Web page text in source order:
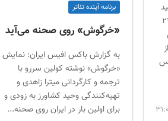
۱۳۱۰ – ۲۲
برنامه آینده تئاتر
«خرگوش» روی صحنه می‌آید
به گزارش باکس افیس ایران: نمایش
«خرگوش»‌ نوشته‌ کولین سررو با
ترجمه و کارگردانی میترا زاهدی و
تهیه‌کنندگی وحید کشاورز به‌ زودی و
برای اولین بار در ایران روی صحنه...